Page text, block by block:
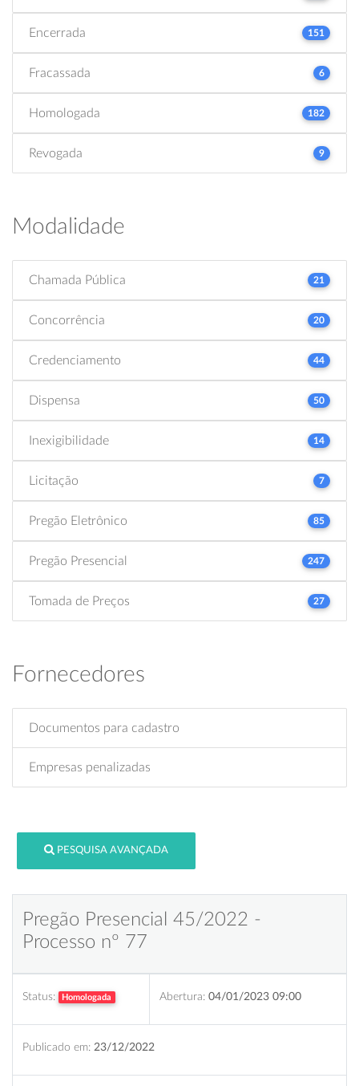
Encerrada 151
Fracassada 6
Homologada 182
Revogada 9
Modalidade
Chamada Pública 21
Concorrência 20
Credenciamento 44
Dispensa 50
Inexigibilidade 14
Licitação 7
Pregão Eletrônico 85
Pregão Presencial 247
Tomada de Preços 27
Fornecedores
Documentos para cadastro
Empresas penalizadas
PESQUISA AVANÇADA
Pregão Presencial 45/2022 -
Processo nº 77
Status: Homologada Abertura: 04/01/2023 09:00
Publicado em: 23/12/2022